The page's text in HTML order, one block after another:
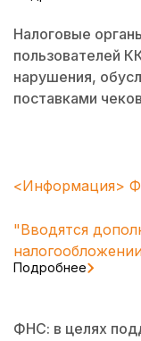
Налоговые
пользователей
нарушения,
поставками
<Информация>
"Вводятся
Подробнее
ФНС: в целях